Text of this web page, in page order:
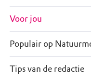
Lelybaan
Volg
veerdienst
Voor jou
Populair op
Tips van de redactie